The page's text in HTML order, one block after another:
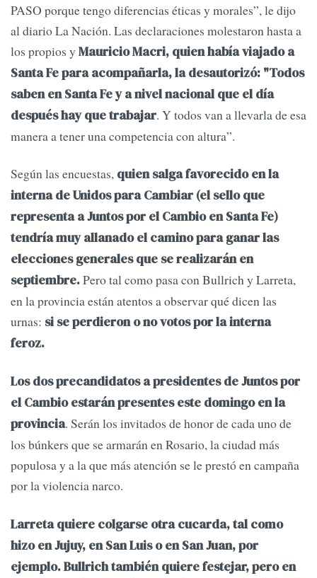
PASO porque tengo diferencias éticas y morales”, le dijo
al diario La Nación. Las declaraciones molestaron hasta a
los propios y Mauricio Macri, quien había viajado a
Santa Fe para acompañarla, la desautorizó: "Todos
saben en Santa Fe y a nivel nacional que el día
después hay que trabajar. Y todos van a llevarla de esa
manera a tener una competencia con altura”.
Según las encuestas, quien salga favorecido en la
interna de Unidos para Cambiar (el sello que
representa a Juntos por el Cambio en Santa Fe)
tendría muy allanado el camino para ganar las
elecciones generales que se realizarán en
septiembre.Pero tal como pasa con Bullrich y Larreta,
en la provincia están atentos a observar qué dicen las
urnas: si se perdieron o no votos por la interna
feroz.
Los dos precandidatos a presidentes de Juntos por
el Cambio estarán presentes este domingo en la
provincia. Serán los invitados de honor de cada uno de
los búnkers que se armarán en Rosario, la ciudad más
populosa y a la que más atención se le prestó en campaña
por la violencia narco.
Larreta quiere colgarse otra cucarda, tal como
hizo en Jujuy, en San Luis o en San Juan, por
ejemplo. Bullrich también quiere festejar, pero en